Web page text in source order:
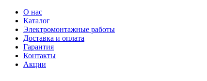
О нас
Каталог
Электромонтажные работы
Доставка и оплата
Гарантия
Контакты
Акции